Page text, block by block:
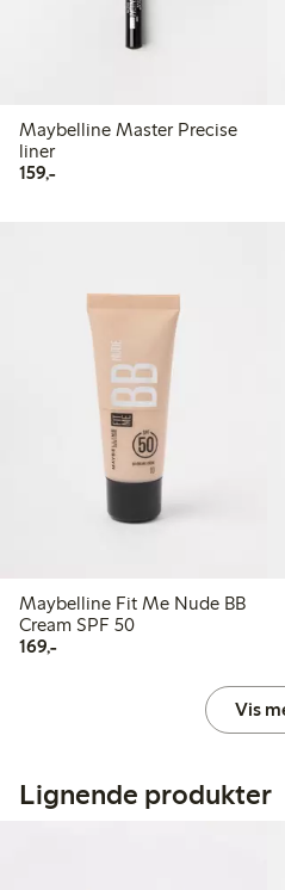
Maybelline Master Precise
liner
159,-159,00 kr
Maybelline Fit Me Nude BB
Cream SPF 50
169,-169,00 kr
Vis
Lignende produkter